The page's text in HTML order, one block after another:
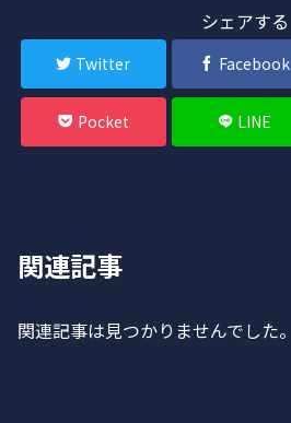
シェアする
Twitter Facebook
Pocket LINE
関連記事
関連記事は見つかりませんでした。